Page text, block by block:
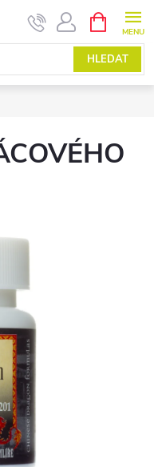
HLEDAT
NÁKUPNÍ
KOŠÍK